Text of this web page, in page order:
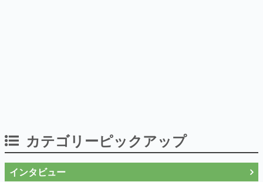
カテゴリーピックアップ
インタビュー